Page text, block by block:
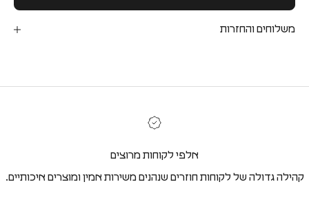
משלוחים והחזרות
אלפי לקוחות מרוצים
קהילה גדולה של לקוחות חוזרים שנהנים משירות אמין ומוצרים איכותיים.